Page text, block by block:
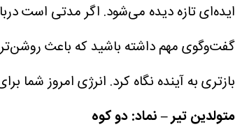
ایده‌ای تازه دیده می‌شود. اگر مدتی است
گفت‌وگوی مهم داشته باشید که باعث
بازتری به آینده نگاه کرد. انرژی امروز
متولدین تیر – نماد: دو کوه